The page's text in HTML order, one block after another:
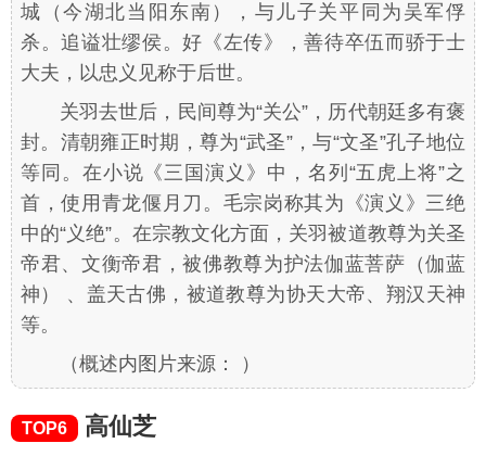
城（今湖北当阳东南），与儿子关平同为吴军俘
杀。追谥壮缪侯。好《左传》，善待卒伍而骄于士
大夫，以忠义见称于后世。
关羽去世后，民间尊为“关公”，历代朝廷多有褒
封。清朝雍正时期，尊为“武圣”，与“文圣”孔子地位
等同。在小说《三国演义》中，名列“五虎上将”之
首，使用青龙偃月刀。毛宗岗称其为《演义》三绝
中的“义绝”。在宗教文化方面，关羽被道教尊为关圣
帝君、文衡帝君，被佛教尊为护法伽蓝菩萨（伽蓝
神） 、盖天古佛，被道教尊为协天大帝、翔汉天神
等。
（概述内图片来源： ）
TOP6 高仙芝